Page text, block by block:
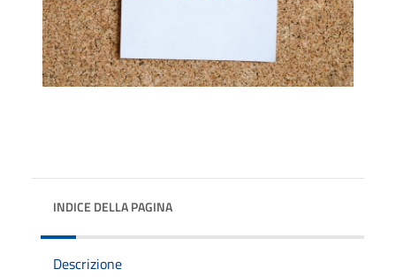
INDICE DELLA PAGINA
Descrizione